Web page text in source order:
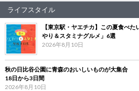
ライフスタイル
【東京駅・ヤエチカ】この夏食べ
やり＆スタミナグルメ」6選
2026年8月10日
秋の日比谷公園に青森のおいしいものが大集合
18日から3日間
2026年8月10日